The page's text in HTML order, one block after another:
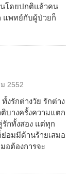
นโดยปกติแล้วคน
แพทย์กับผู้ป่วยก็
2552
งรักต่างวัย รักต่าง
บางครั้งความแตก
กทั้งสอง แต่ทุก
อมมีด้านร้ายเสมอ
อต้องการจะ